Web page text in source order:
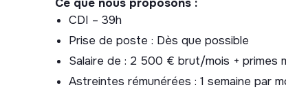
Ce que nous proposons :
CDI – 39h
Prise de poste : Dès que possible
Salaire de : 2 500 € brut/mois + primes
Astreintes rémunérées : 1 semaine par